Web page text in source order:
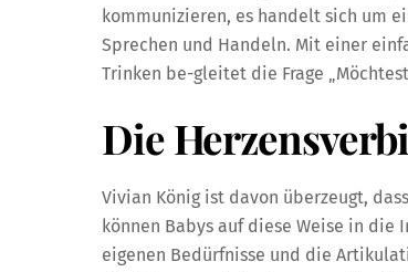
kommunizieren, es handelt sich um
Sprechen und Handeln. Mit einer
Trinken be-gleitet die Frage
Die
Vivian König ist davon überzeugt,
können Babys auf diese Weise in
eigenen Bedürfnisse und die